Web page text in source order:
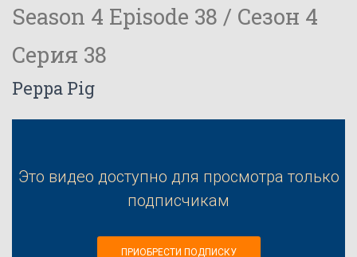
Season 4 Episode 38 / Сезон 4
Серия 38
Peppa Pig
Это видео доступно для просмотра только
подписчикам
ПРИОБРЕСТИ ПОДПИСКУ